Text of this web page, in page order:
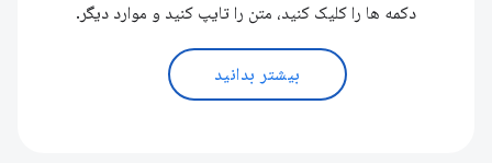
دکمه ها را کلیک کنید، متن را تایپ کنید و موارد دیگر.
بیشتر بدانید